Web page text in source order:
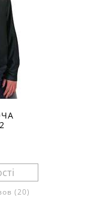
(20)